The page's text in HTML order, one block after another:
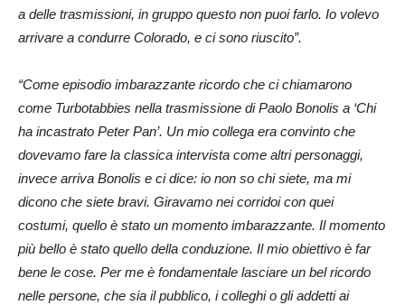
a delle trasmissioni, in gruppo questo non puoi farlo. Io volevo
arrivare a condurre Colorado, e ci sono riuscito”.
“Come episodio imbarazzante ricordo che ci chiamarono
come Turbotabbies nella trasmissione di Paolo Bonolis a ‘Chi
ha incastrato Peter Pan’. Un mio collega era convinto che
dovevamo fare la classica intervista come altri personaggi,
invece arriva Bonolis e ci dice: io non so chi siete, ma mi
dicono che siete bravi. Giravamo nei corridoi con quei
costumi, quello è stato un momento imbarazzante. Il momento
più bello è stato quello della conduzione. Il mio obiettivo è far
bene le cose. Per me è fondamentale lasciare un bel ricordo
nelle persone, che sia il pubblico, i colleghi o gli addetti ai